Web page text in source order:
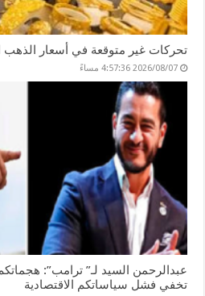
تحركات غير متوقعة في أسعار الذهب
2026/08/07 4:57:36 مساءً
عبدالرحمن السيد لـ” ترامب”:
تخفي فشل سياساتكم الاقتصادية